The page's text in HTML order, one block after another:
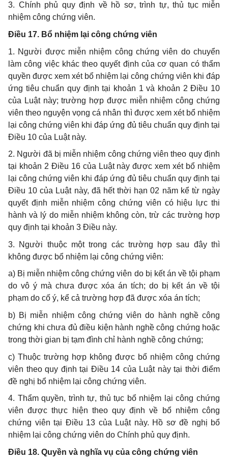
3. Chính phủ quy định về hồ sơ, trình tự, thủ tục miễn
nhiệm công chứng viên.
Điều 17. Bổ nhiệm lại công chứng viên
1. Người được miễn nhiệm công chứng viên do chuyển
làm công việc khác theo quyết định của cơ quan có thẩm
quyền được xem xét bổ nhiệm lại công chứng viên khi đáp
ứng tiêu chuẩn quy định tại khoản 1 và khoản 2 Điều 10
của Luật này; trường hợp được miễn nhiệm công chứng
viên theo nguyện vọng cá nhân thì được xem xét bổ nhiệm
lại công chứng viên khi đáp ứng đủ tiêu chuẩn quy định tại
Điều 10 của Luật này.
2. Người đã bị miễn nhiệm công chứng viên theo quy định
tại khoản 2 Điều 16 của Luật này được xem xét bổ nhiệm
lại công chứng viên khi đáp ứng đủ tiêu chuẩn quy định tại
Điều 10 của Luật này, đã hết thời hạn 02 năm kể từ ngày
quyết định miễn nhiệm công chứng viên có hiệu lực thi
hành và lý do miễn nhiệm không còn, trừ các trường hợp
quy định tại khoản 3 Điều này.
3. Người thuộc một trong các trường hợp sau đây thì
không được bổ nhiệm lại công chứng viên:
a) Bị miễn nhiệm công chứng viên do bị kết án về tội phạm
do vô ý mà chưa được xóa án tích; do bị kết án về tội
phạm do cố ý, kể cả trường hợp đã được xóa án tích;
b) Bị miễn nhiệm công chứng viên do hành nghề công
chứng khi chưa đủ điều kiện hành nghề công chứng hoặc
trong thời gian bị tạm đình chỉ hành nghề công chứng;
c) Thuộc trường hợp không được bổ nhiệm công chứng
viên theo quy định tại Điều 14 của Luật này tại thời điểm
đề nghị bổ nhiệm lại công chứng viên.
4. Thẩm quyền, trình tự, thủ tục bổ nhiệm lại công chứng
viên được thực hiện theo quy định về bổ nhiệm công
chứng viên tại Điều 13 của Luật này. Hồ sơ đề nghị bổ
nhiệm lại công chứng viên do Chính phủ quy định.
Điều 18. Quyền và nghĩa vụ của công chứng viên